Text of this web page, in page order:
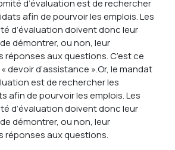
d’évaluation est de rechercher
afin de pourvoir les emplois. Les
d’évaluation doivent donc leur
démontrer, ou non, leur
aux questions. C’est ce
devoir d’assistance ».Or, le mandat
est de rechercher les
afin de pourvoir les emplois. Les
d’évaluation doivent donc leur
démontrer, ou non, leur
réponses aux questions.